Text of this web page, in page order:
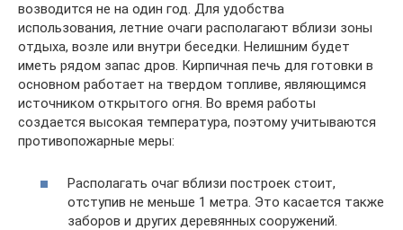
возводится не на один год. Для удобства
использования, летние очаги располагают вблизи зоны
отдыха, возле или внутри беседки. Нелишним будет
иметь рядом запас дров. Кирпичная печь для готовки в
основном работает на твердом топливе, являющимся
источником открытого огня. Во время работы
создается высокая температура, поэтому учитываются
противопожарные меры:
Располагать очаг вблизи построек стоит,
отступив не меньше 1 метра. Это касается также
заборов и других деревянных сооружений.